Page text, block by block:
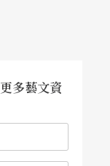
多藝文資